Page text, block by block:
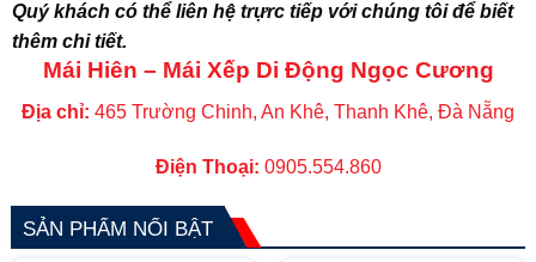
Quý khách có thể liên hệ trựrc tiếp với chúng tôi để biết
thêm chi tiết.
Mái Hiên – Mái Xếp Di Động Ngọc Cương
Địa chỉ: 465 Trường Chinh, An Khê, Thanh Khê, Đà Nẵng
Điện Thoại: 0905.554.860
SẢN PHẨM NỔI BẬT